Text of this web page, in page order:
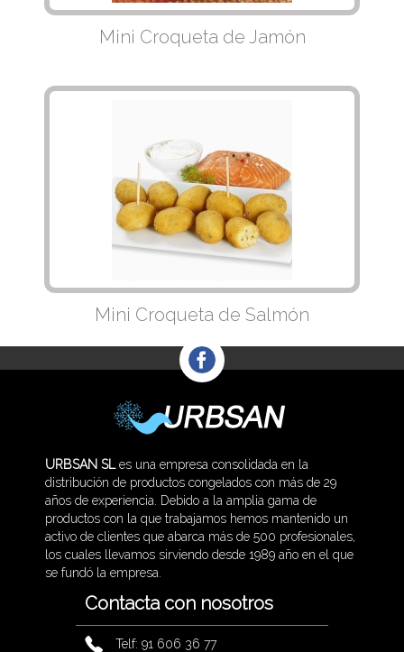
Mini Croqueta de Jamón
Mini Croqueta de Salmón
URBSAN SLes una empresa consolidada en la
distribución de productos congelados con más de 29
años de experiencia. Debido a la amplia gama de
productos con la que trabajamos hemos mantenido un
activo de clientes que abarca más de 500 profesionales,
los cuales llevamos sirviendo desde 1989 año en el que
se fundó la empresa.
Contacta con nosotros
Telf: 91 606 36 77